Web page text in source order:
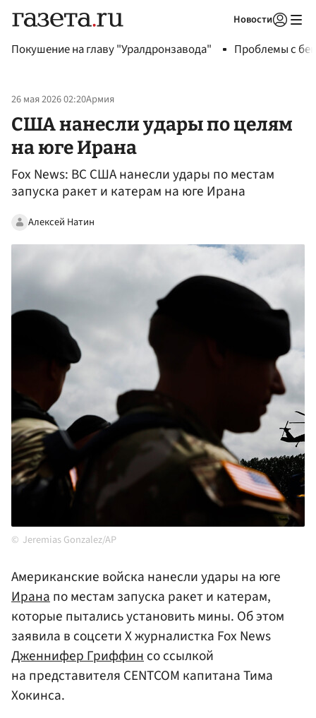
Новости
Покушение на главу "Уралдронзавода" Проблемы с
26 мая 2026 02:20Армия
США нанесли удары по целям
на юге Ирана
Fox News: ВС США нанесли удары по местам
запуска ракет и катерам на юге Ирана
Алексей Натин
Jeremias Gonzalez/AP
Американские войска нанесли удары на юге
Иранапо местам запуска ракет и катерам,
которые пытались установить мины. Об этом
заявила в соцсети Х журналистка Fox News
Дженнифер Гриффинсо ссылкой
на представителя CENTCOM капитана Тима
Хокинса.